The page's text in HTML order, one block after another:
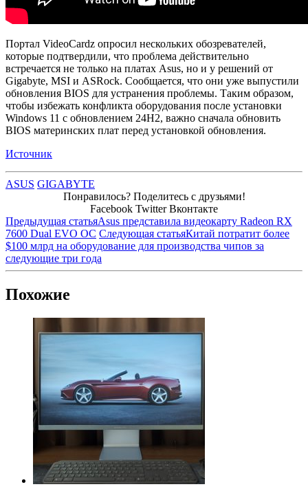
Портал VideoCardz опросил нескольких обозревателей,
которые подтвердили, что проблема действительно
встречается не только на платах Asus, но и у решений от
Gigabyte, MSI и ASRock. Сообщается, что они уже выпустили
обновления BIOS для устранения проблемы. Таким образом,
чтобы избежать конфликта оборудования после установки
Windows 11 с обновлением 24H2, важно сначала обновить
BIOS материнских плат перед установкой обновления.
Источник
ASUS GIGABYTE
Понравилось? Поделитесь с друзьями!
Facebook Twitter Вконтакте
Предыдущая статьяAsus представила видеокарту Radeon RX
7600 Dual EVO OC Следующая статьяКитай потратит более
$100 млрд на оборудование для производства чипов за
следующие три года
Похожие